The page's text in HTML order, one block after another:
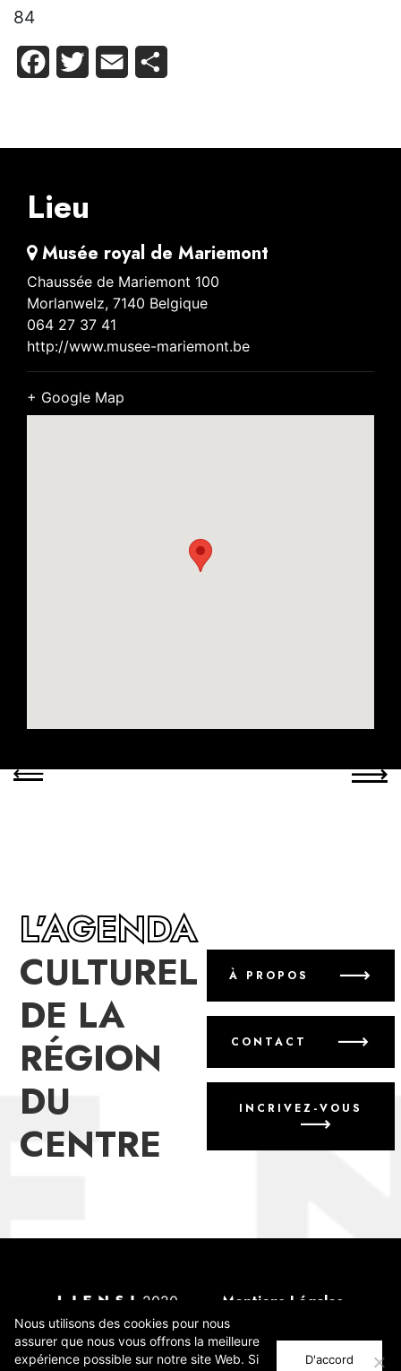
84
Facebook
Twitter Email
Lieu
Musée royal de Mariemont
Chaussée de Mariemont 100
Morlanwelz, 7140 Belgique
064 27 37 41
http://www.musee-mariemont.be
+ Google Map
L’AGENDA
CULTUREL
DE LA
RÉGION
DU
CENTRE
À PROPOS
CONTACT
INCRIVEZ-VOUS
2020
Mentions Légales
Annoncer un événement
Incrivez-vous
Nous utilisons des cookies pour nous
assurer que nous vous offrons la meilleure
expérience possible sur notre site Web. Si
D'accord